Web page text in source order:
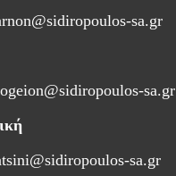
sa.gr
sa.gr
sa.gr